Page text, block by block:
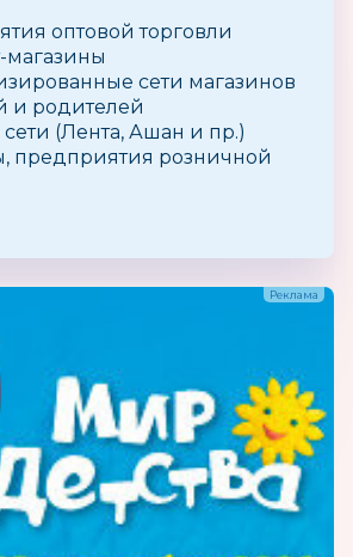
оптовой торговли
магазины
сети магазинов
и родителей
(Лента, Ашан и пр.)
предприятия розничной